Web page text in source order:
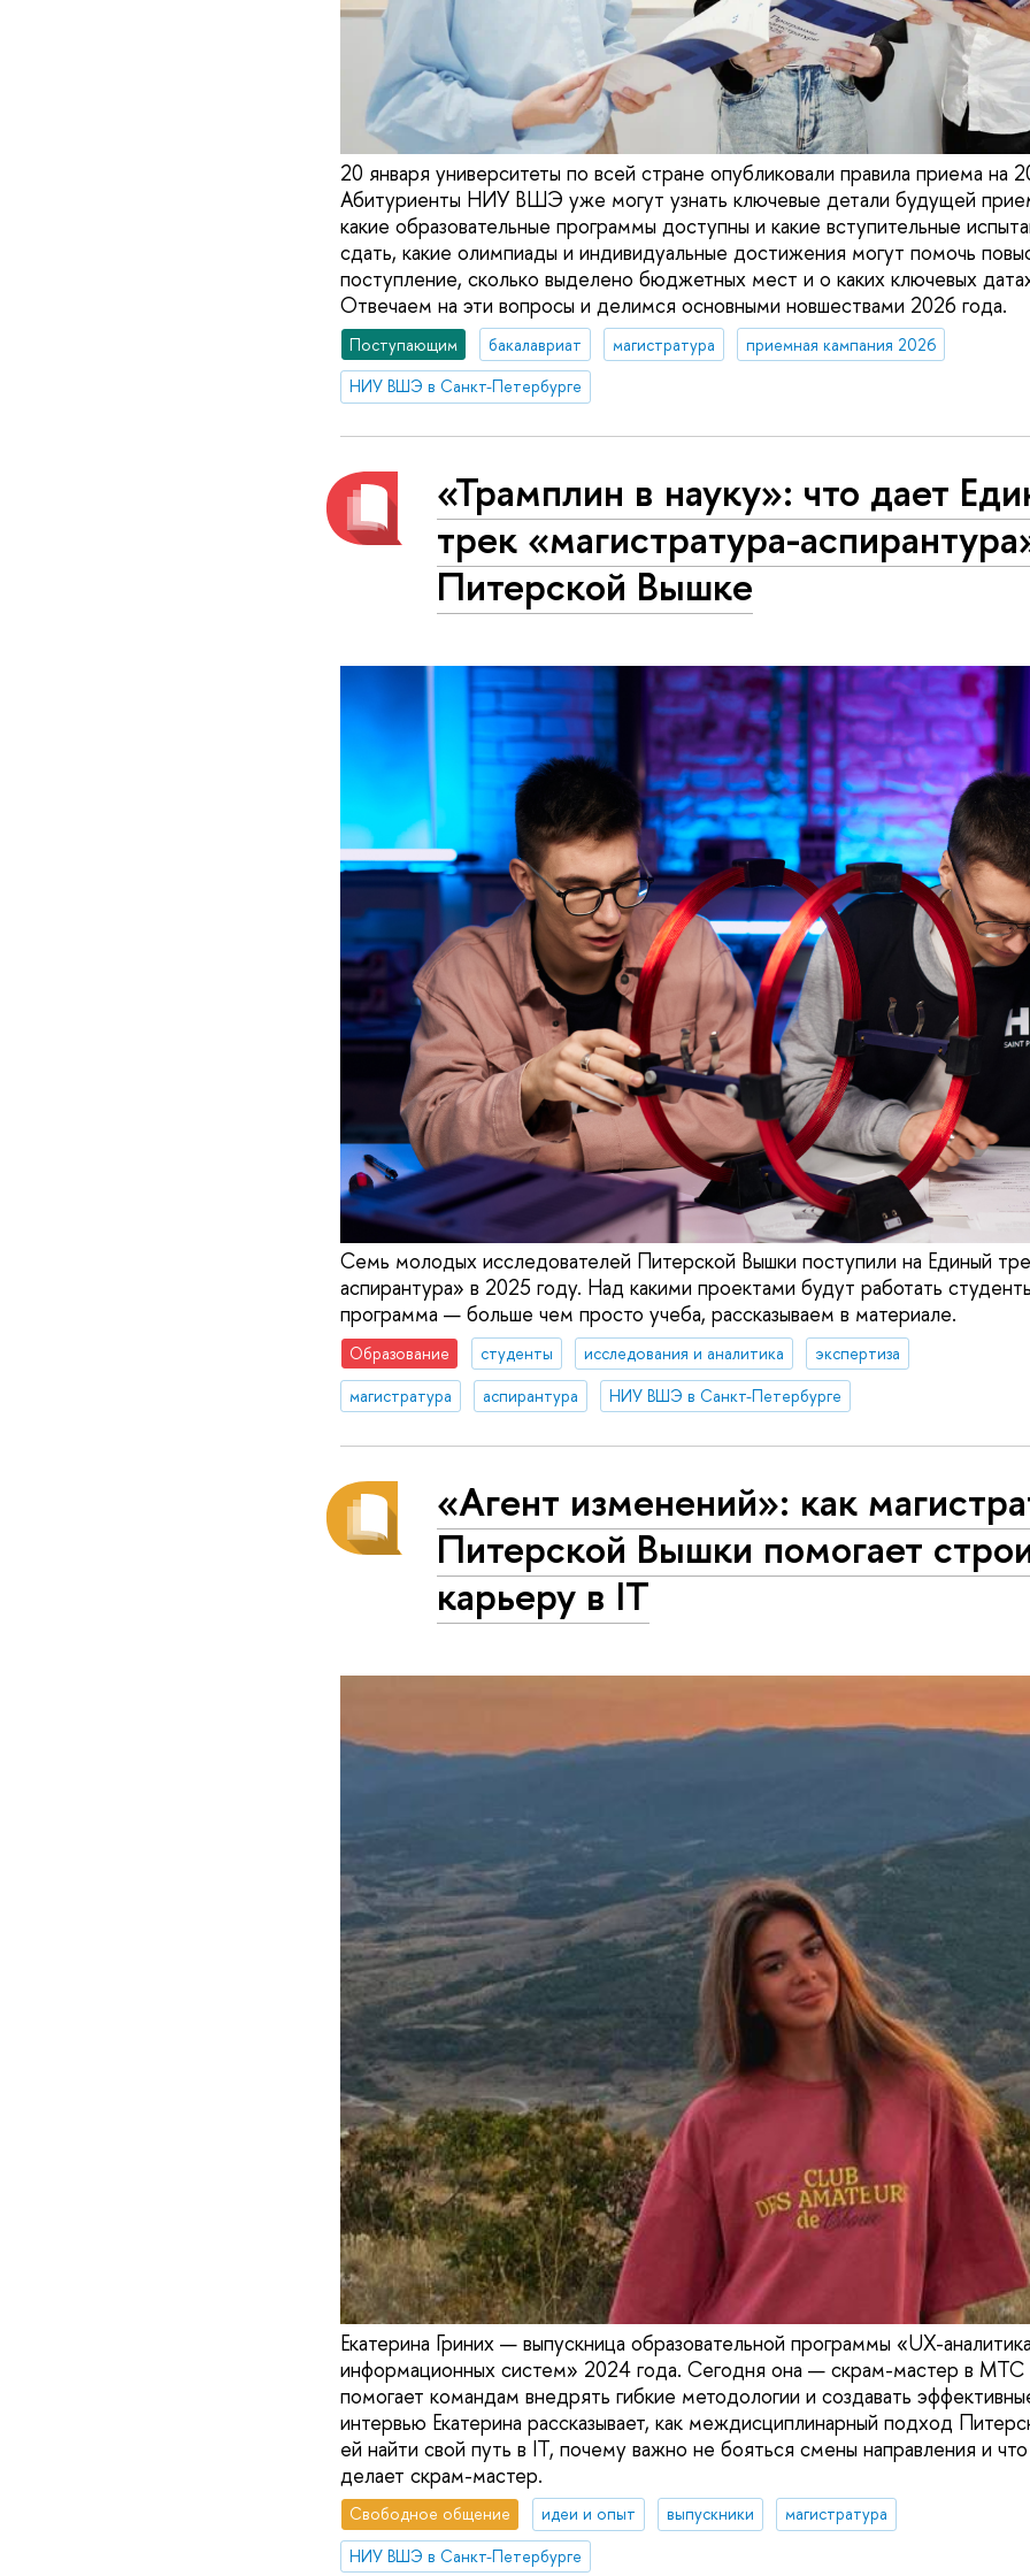
20 января университеты по всей стране опубликовали правила приема на
Абитуриенты НИУ ВШЭ уже могут узнать ключевые детали будущей
какие образовательные программы доступны и какие вступительные
сдать, какие олимпиады и индивидуальные достижения могут помочь
поступление, сколько выделено бюджетных мест и о каких ключевых
Отвечаем на эти вопросы и делимся основными новшествами 2026 года.
Поступающим бакалавриат магистратура
приемная кампания 2026
НИУ ВШЭ в Санкт-Петербурге
«Трамплин в науку»: что дает
трек «магистратура-
Питерской Вышке
Семь молодых исследователей Питерской Вышки поступили на Единый
аспирантура» в 2025 году. Над какими проектами будут работать
программа — больше чем просто учеба, рассказываем в материале.
Образование студенты исследования и аналитика
экспертиза
магистратура
аспирантура НИУ ВШЭ в Санкт-Петербурге
«Агент изменений»: как
Питерской Вышки помогает
карьеру в IT
Екатерина Гриних — выпускница образовательной программы «UX-
информационных систем» 2024 года. Сегодня она — скрам-мастер в МТС
помогает командам внедрять гибкие методологии и создавать
интервью Екатерина рассказывает, как междисциплинарный подход
ей найти свой путь в IT, почему важно не бояться смены направления и
делает скрам-мастер.
Свободное общение идеи и опыт выпускники
магистратура
НИУ ВШЭ в Санкт-Петербурге